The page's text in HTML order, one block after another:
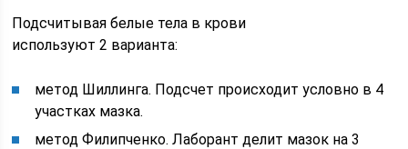
Подсчитывая белые тела в крови
используют 2 варианта:
метод Шиллинга. Подсчет происходит условно в 4
участках мазка.
метод Филипченко. Лаборант делит мазок на 3